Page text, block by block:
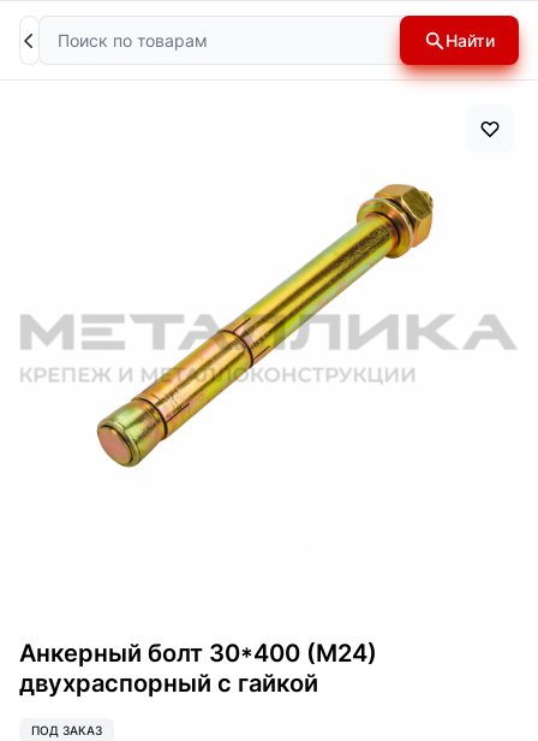
Поиск Найти
Анкерный болт 30*400 (М24)
двухраспорный с гайкой
ПОД ЗАКАЗ